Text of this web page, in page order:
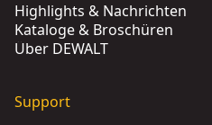
Highlights & Nachrichten
Kataloge & Broschüren
Über DEWALT
Support